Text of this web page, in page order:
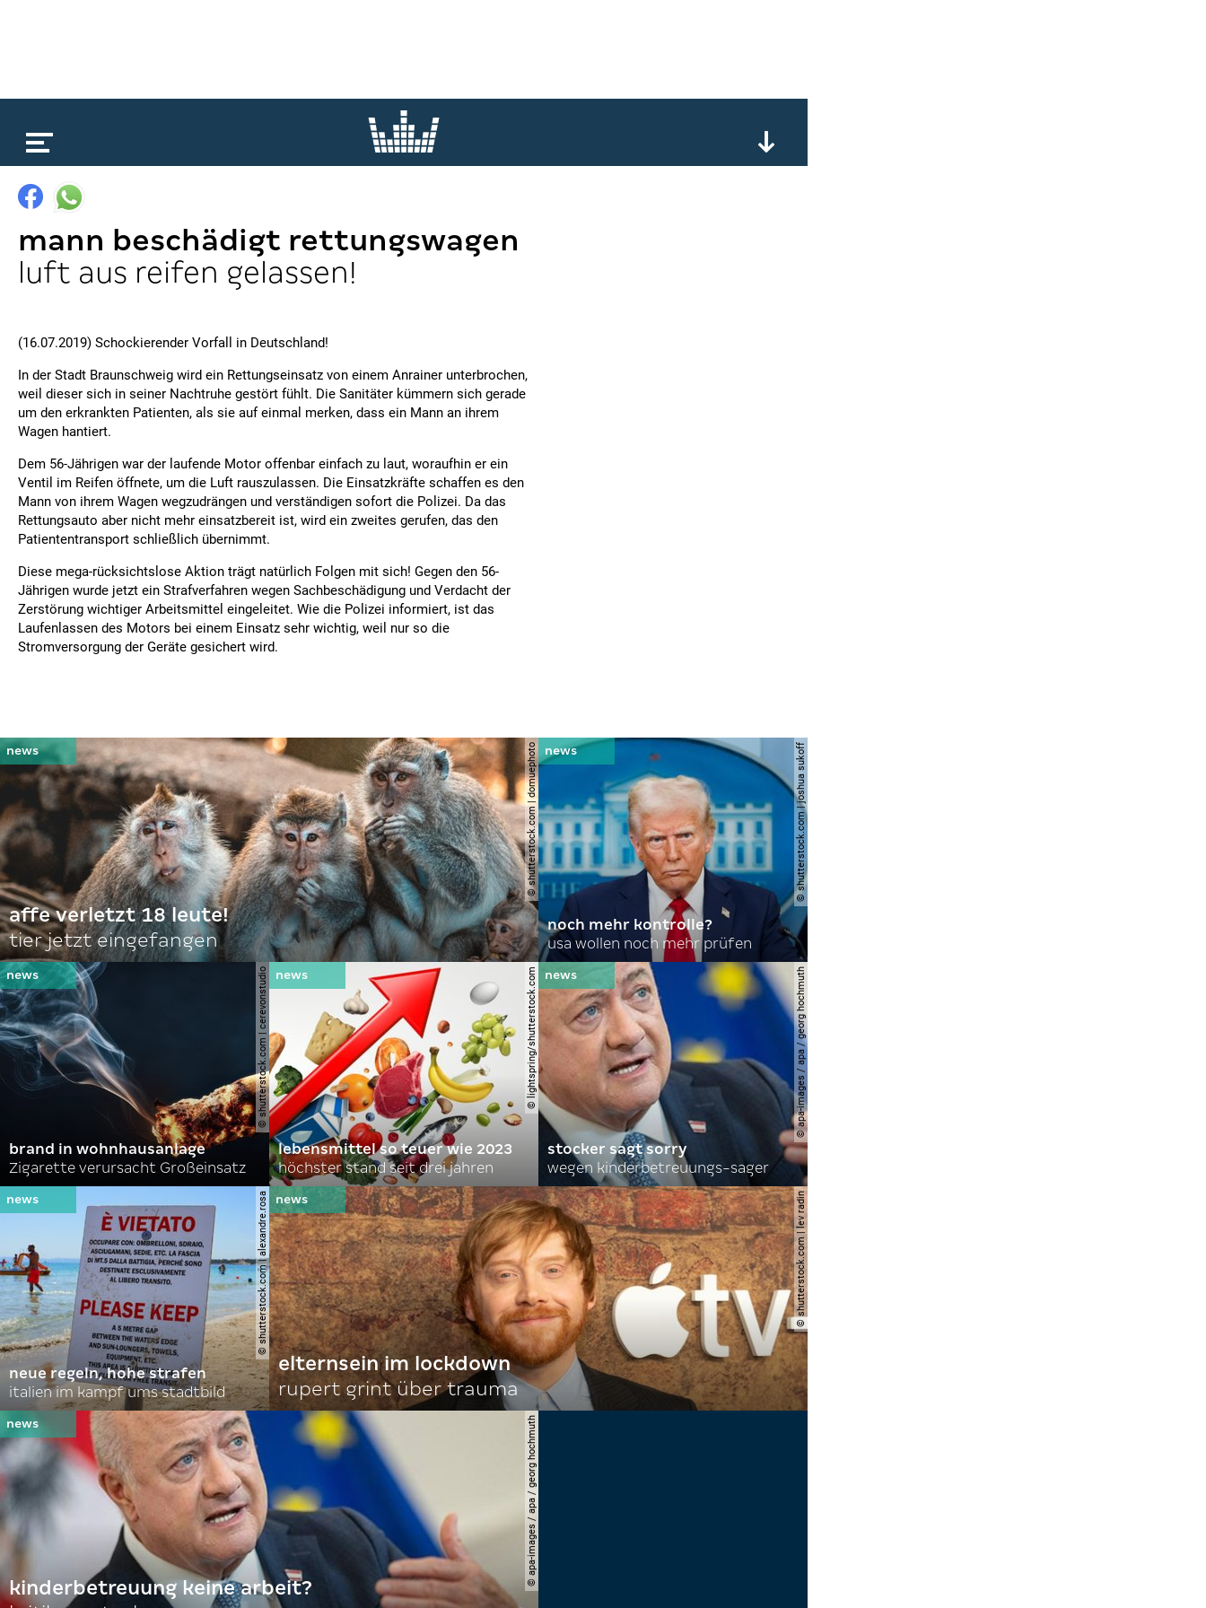
mann beschädigt rettungswagen
luft aus reifen gelassen!
(16.07.2019) Schockierender Vorfall in Deutschland!
In der Stadt Braunschweig wird ein Rettungseinsatz von einem Anrainer unterbrochen,
weil dieser sich in seiner Nachtruhe gestört fühlt. Die Sanitäter kümmern sich gerade
um den erkrankten Patienten, als sie auf einmal merken, dass ein Mann an ihrem
Wagen hantiert.
Dem 56-Jährigen war der laufende Motor offenbar einfach zu laut, woraufhin er ein
Ventil im Reifen öffnete, um die Luft rauszulassen. Die Einsatzkräfte schaffen es den
Mann von ihrem Wagen wegzudrängen und verständigen sofort die Polizei. Da das
Rettungsauto aber nicht mehr einsatzbereit ist, wird ein zweites gerufen, das den
Patiententransport schließlich übernimmt.
Diese mega-rücksichtslose Aktion trägt natürlich Folgen mit sich! Gegen den 56-
Jährigen wurde jetzt ein Strafverfahren wegen Sachbeschädigung und Verdacht der
Zerstörung wichtiger Arbeitsmittel eingeleitet. Wie die Polizei informiert, ist das
Laufenlassen des Motors bei einem Einsatz sehr wichtig, weil nur so die
Stromversorgung der Geräte gesichert wird.
© shutterstock.com | domuephoto
affe verletzt 18 leute!
tier jetzt eingefangen
© shutterstock.com | joshua sukoff
noch mehr kontrolle?
usa wollen noch mehr prüfen
© shutterstock.com | cerevonstudio
brand in wohnhausanlage
Zigarette verursacht Großeinsatz
© lightspring/shutterstock.com
lebensmittel so teuer wie 2023
höchster stand seit drei jahren
© apa-images / apa / georg hochmuth
stocker sagt sorry
wegen kinderbetreuungs-sager
© shutterstock.com | alexandre.rosa
neue regeln, hohe strafen
italien im kampf ums stadtbild
© shutterstock.com | lev radin
elternsein im lockdown
rupert grint über trauma
© apa-images / apa / georg hochmuth
kinderbetreuung keine arbeit?